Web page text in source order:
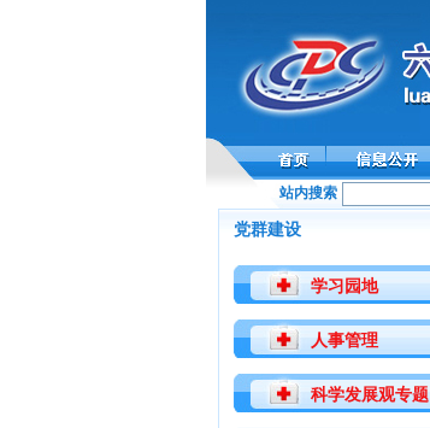
站内搜索
党群建设
学习园地
人事管理
科学发展观专题